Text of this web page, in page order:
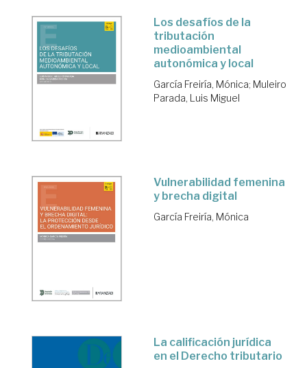
Los desafíos de la
tributación
medioambiental
autonómica y local
García Freiría, Mónica; Muleiro
Parada, Luis Miguel
Vulnerabilidad femenina
y brecha digital
García Freiría, Mónica
La calificación jurídica
en el Derecho tributario